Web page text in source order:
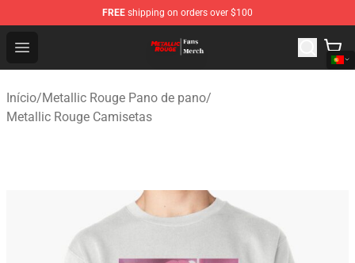
FREE shipping on orders over $100
Open menu
Metallic Rouge Store - Official Metallic Rouge
Início/Metallic Rouge Pano de pano/
Metallic Rouge Camisetas